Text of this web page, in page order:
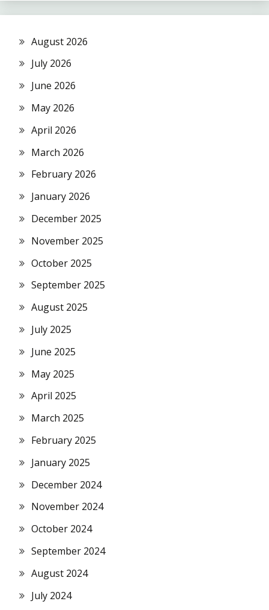
August 2026
July 2026
June 2026
May 2026
April 2026
March 2026
February 2026
January 2026
December 2025
November 2025
October 2025
September 2025
August 2025
July 2025
June 2025
May 2025
April 2025
March 2025
February 2025
January 2025
December 2024
November 2024
October 2024
September 2024
August 2024
July 2024